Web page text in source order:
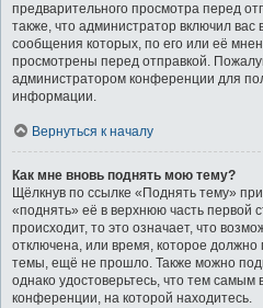
предварительного просмотра перед
также, что администратор включил вас
сообщения которых, по его или её
просмотрены перед отправкой.
администратором конференции для
информации.
Вернуться к началу
Как мне вновь поднять мою тему?
Щёлкнув по ссылке «Поднять тему»
«поднять» её в верхнюю часть первой
происходит, то это означает, что
отключена, или время, которое должно
темы, ещё не прошло. Также можно
однако удостоверьтесь, что тем
конференции, на которой находитесь.